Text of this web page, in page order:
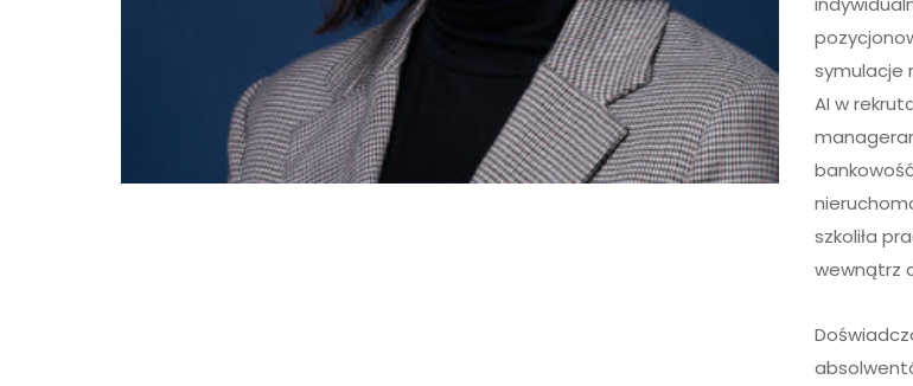
symulacje
AI w
szkoliła
wewnątrz